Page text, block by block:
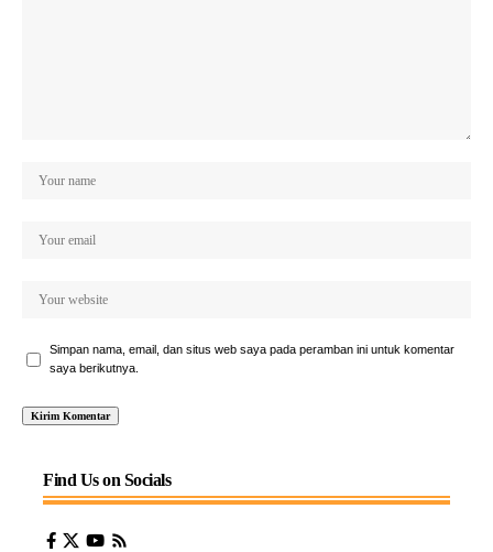
Simpan nama, email, dan situs web saya pada peramban ini untuk komentar
saya berikutnya.
Find Us on Socials